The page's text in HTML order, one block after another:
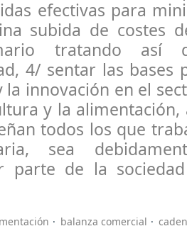
efectivas para
subida de costes
tratando así
4/ sentar las bases
la innovación en el
y la
todos los que
sea
parte de la
balanza comercial